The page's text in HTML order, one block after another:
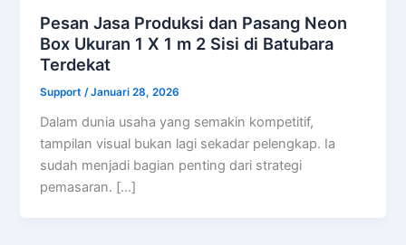
Pesan Jasa Produksi dan Pasang Neon
Box Ukuran 1 X 1 m 2 Sisi di Batubara
Terdekat
Support/Januari 28, 2026
Dalam dunia usaha yang semakin kompetitif,
tampilan visual bukan lagi sekadar pelengkap. Ia
sudah menjadi bagian penting dari strategi
pemasaran. […]